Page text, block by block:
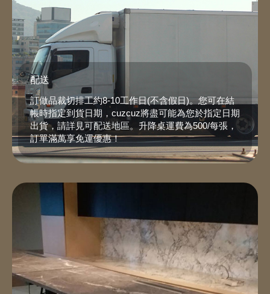
配送
訂做品裁切排工約8-10工作日(不含假日)。您可在結
帳時指定到貨日期，cuzcuz將盡可能為您於指定日期
出貨，請詳見可配送地區。升降桌運費為500/每張，
訂單滿萬享免運優惠！